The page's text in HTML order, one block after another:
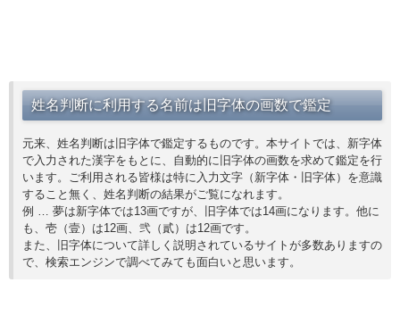
姓名判断に利用する名前は旧字体の画数で鑑定
元来、姓名判断は旧字体で鑑定するものです。本サイトでは、新字体
で入力された漢字をもとに、自動的に旧字体の画数を求めて鑑定を行
います。ご利用される皆様は特に入力文字（新字体・旧字体）を意識
すること無く、姓名判断の結果がご覧になれます。
例 … 夢は新字体では13画ですが、旧字体では14画になります。他に
も、壱（壹）は12画、弐（貳）は12画です。
また、旧字体について詳しく説明されているサイトが多数ありますの
で、検索エンジンで調べてみても面白いと思います。